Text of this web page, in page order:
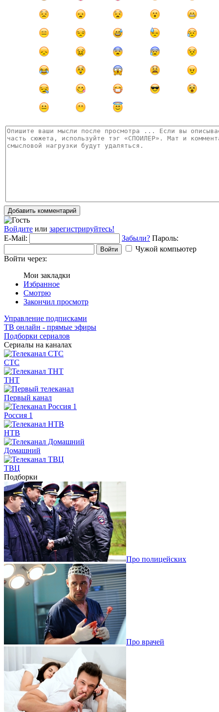
Добавить комментарий
Войдите или зарегистрируйтесь!
E-Mail:
Забыли? Пароль:
Войти
Чужой компьютер
Войти через:
Мои закладки
Избранное
Смотрю
Закончил просмотр
Управление подписками
ТВ онлайн - прямые эфиры
Подборки сериалов
Сериалы на каналах
СТС
ТНТ
Первый канал
Россия 1
НТВ
Домашний
ТВЦ
Подборки
Про полицейских
Про врачей